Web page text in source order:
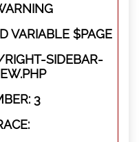
VARIABLE $PAGE
SIDEBAR-
3